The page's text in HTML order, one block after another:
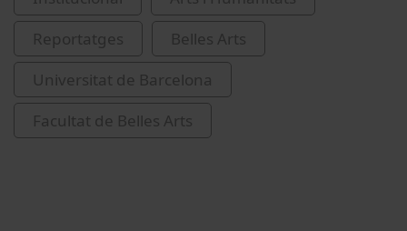
Reportatges
Belles Arts
Universitat de Barcelona
Facultat de Belles Arts